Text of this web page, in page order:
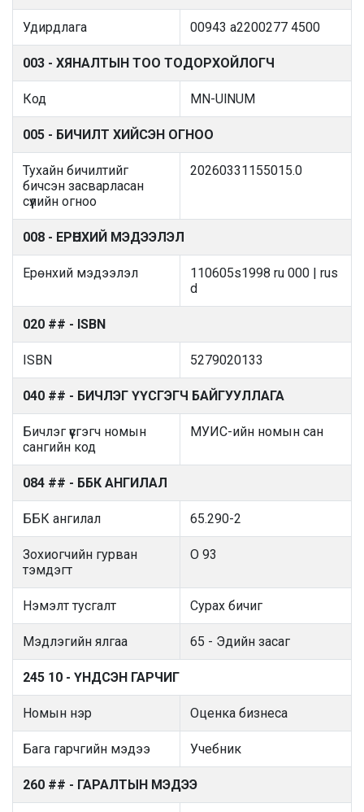
Удирдлага 00943 a2200277 4500
003 - ХЯНАЛТЫН ТОО ТОДОРХОЙЛОГЧ
Код MN-UlNUM
005 - БИЧИЛТ ХИЙСЭН ОГНОО
Тухайн бичилтийг
бичсэн засварласан
сүүлийн огноо
20260331155015.0
008 - ЕРӨНХИЙ МЭДЭЭЛЭЛ
Ерөнхий мэдээлэл
110605s1998 ru 000 | rus
d
020 ## - ISBN
ISBN 5279020133
040 ## - БИЧЛЭГ ҮҮСГЭГЧ БАЙГУУЛЛАГА
Бичлэг үүсгэгч номын
сангийн код
МУИС-ийн номын сан
084 ## - ББК АНГИЛАЛ
ББК ангилал 65.290-2
Зохиогчийн гурван
тэмдэгт
О 93
Нэмэлт тусгалт Сурах бичиг
Мэдлэгийн ялгаа 65 - Эдийн засаг
245 10 - ҮНДСЭН ГАРЧИГ
Номын нэр Оценка бизнеса
Бага гарчгийн мэдээ Учебник
260 ## - ГАРАЛТЫН МЭДЭЭ